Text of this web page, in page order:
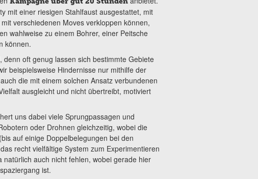
mit einer riesigen Stahlfaust ausgestattet, mit
verschiedenen Moves verkloppen können,
wahlweise zu einem Bohrer, einer Peitsche
können.
oft genug lassen sich bestimmte Gebiete
beispielsweise Hindernisse nur mithilfe der
die mit einem solchen Ansatz verbundenen
ausgleicht und nicht übertreibt, motiviert
uns dabei viele Sprungpassagen und
oder Drohnen gleichzeitig, wobei die
auf einige Doppelbelegungen bei den
recht vielfältige System zum Experimentieren
auch nicht fehlen, wobei gerade hier
ist.